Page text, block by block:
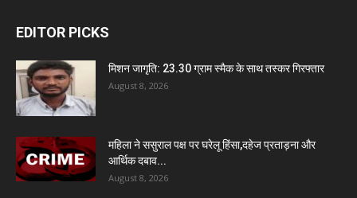
EDITOR PICKS
मिशन जागृति: 23.30 ग्राम स्मैक के साथ तस्कर गिरफ्तार
August 8, 2026
महिला ने ससुराल पक्ष पर घरेलू हिंसा,दहेज प्रताड़ना और
आर्थिक दबाव...
August 8, 2026